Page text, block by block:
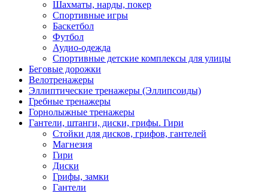
Шахматы, нарды, покер
Спортивные игры
Баскетбол
Футбол
Аудио-одежда
Спортивные детские комплексы для улицы
Беговые дорожки
Велотренажеры
Эллиптические тренажеры (Эллипсоиды)
Гребные тренажеры
Горнолыжные тренажеры
Гантели, штанги, диски, грифы. Гири
Стойки для дисков, грифов, гантелей
Магнезия
Гири
Диски
Грифы, замки
Гантели